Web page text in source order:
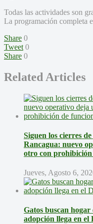
Todas las actividades son
La programación completa
Share 0
Tweet 0
Share 0
Related Articles
Siguen los cierres
Rancagua: nuevo
otro con
Jueves, Agosto 6,
Gatos buscan
adopción llega en el